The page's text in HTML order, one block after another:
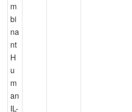
m
bi
na
nt
H
u
m
an
IL-